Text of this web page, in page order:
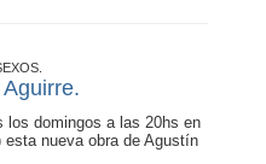
los domingos a las 20hs en
esta nueva obra de Agustín